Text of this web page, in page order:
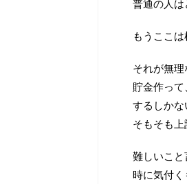
普通の人は
もうここ
それが無
貯金作っ
するしか
そもそも上
難しいこ
時に気付く